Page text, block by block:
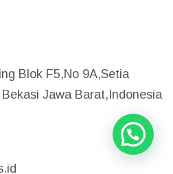
Blok F5,No 9A,Setia
Jawa Barat,Indonesia